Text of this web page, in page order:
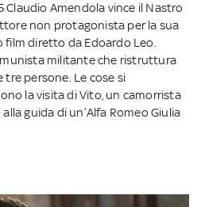
Claudio Amendola vince il Nastro
non protagonista per la sua
diretto da Edoardo Leo.
militante che ristruttura
tre persone. Le cose si
la visita di Vito, un camorrista
guida di un’Alfa Romeo Giulia